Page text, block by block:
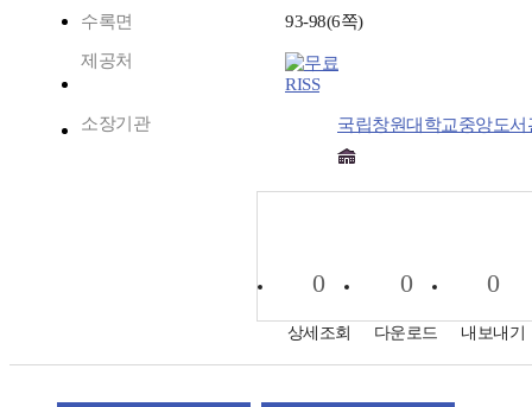
수록면 93-98(6쪽)
제공처
RISS
소장기관 국립창원대학교중앙도서
0
상세조회
0
다운로드
0
내보내기